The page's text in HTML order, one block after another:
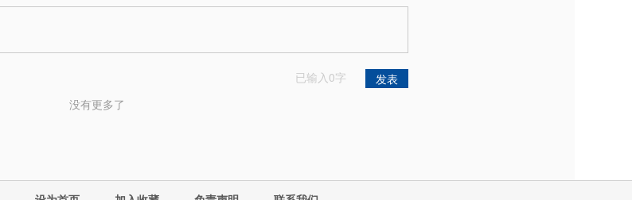
已输入 0字
没有更多了